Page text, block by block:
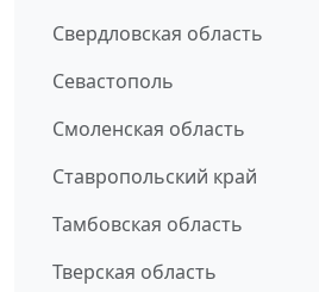
Свердловская область
Севастополь
Смоленская область
Ставропольский край
Тамбовская область
Тверская область